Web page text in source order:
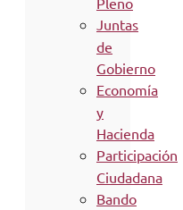
Juntas
de
Gobierno
Economía
y
Hacienda
Participación
Ciudadana
Bando